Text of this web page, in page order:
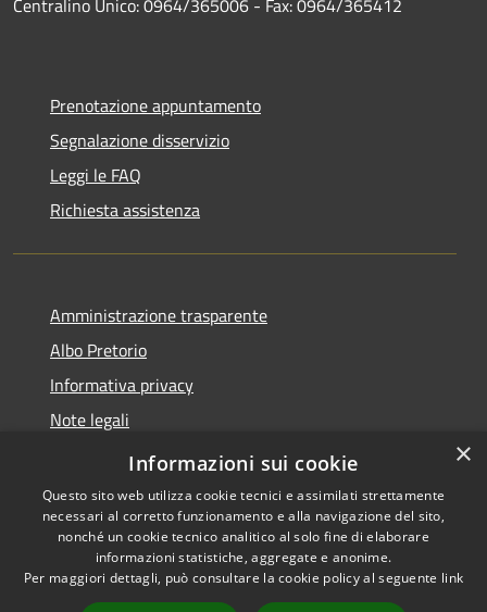
Centralino Unico: 0964/365006 - Fax: 0964/365412
Prenotazione appuntamento
Segnalazione disservizio
Leggi le FAQ
Richiesta assistenza
Amministrazione trasparente
Albo Pretorio
Informativa privacy
Note legali
Dichiarazione di accessibilità
Accessibilità
Copyright © 2026 • Comune di
Sant'Ilario dello Ionio •
×
Informazioni sui cookie
Questo sito web utilizza cookie tecnici e assimilati strettamente
necessari al corretto funzionamento e alla navigazione del sito,
nonché un cookie tecnico analitico al solo fine di elaborare
informazioni statistiche, aggregate e anonime.
Per maggiori dettagli, può consultare la cookie policy al seguente link